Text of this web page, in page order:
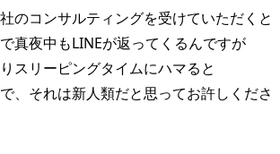
のコンサルティングを受けていただくと
真夜中もLINEが返ってくるんですが
スリーピングタイムにハマると
、それは新人類だと思ってお許しくださ